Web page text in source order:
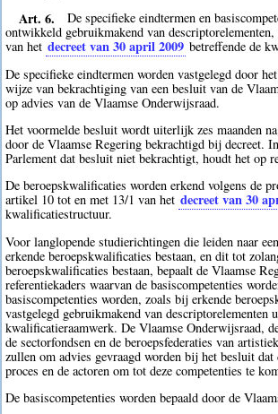
Art. 6.
De specifieke eindtermen en
ontwikkeld gebruikmakend van
van het decreet van 30 april 2009 betreffende de
De specifieke eindtermen worden vastgelegd door
wijze van bekrachtiging van een besluit van de
op advies van de Vlaamse Onderwijsraad.
Het voormelde besluit wordt uiterlijk zes maanden
door de Vlaamse Regering bekrachtigd bij decreet.
Parlement dat besluit niet bekrachtigt, houdt het op
De beroepskwalificaties worden erkend volgens de
artikel 10 tot en met 13/1 van het decreet van 30
kwalificatiestructuur.
Voor langlopende studierichtingen die leiden naar
erkende beroepskwalificaties bestaan, en dit tot
beroepskwalificaties bestaan, bepaalt de Vlaamse
referentiekaders waarvan de basiscompetenties
basiscompetenties worden, zoals bij erkende
vastgelegd gebruikmakend van descriptorelementen
kwalificatieraamwerk. De Vlaamse Onderwijsraad,
de sectorfondsen en de beroepsfederaties van
zullen om advies gevraagd worden bij het besluit dat
proces en de actoren om tot deze competenties te
De basiscompetenties worden bepaald door de